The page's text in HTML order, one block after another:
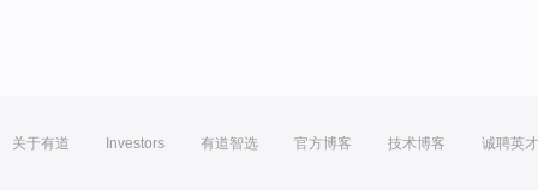
关于有道 Investors 有道智选 官方博客 技术博客 诚聘英才